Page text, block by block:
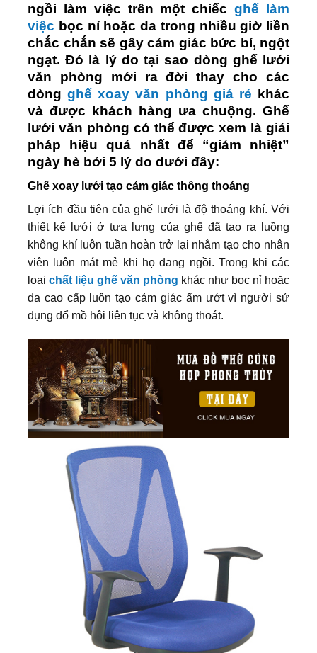
ngồi làm việc trên một chiếcghế làm
việc bọc nỉ hoặc da trong nhiều giờ liền
chắc chắn sẽ gây cảm giác bức bí, ngột
ngạt. Đó là lý do tại sao dòng ghế lưới
văn phòng mới ra đời thay cho các
dòngghế xoay văn phòng giá rẻ khác
và được khách hàng ưa chuộng. Ghế
lưới văn phòng có thể được xem là giải
pháp hiệu quả nhất để “giảm nhiệt”
ngày hè bởi 5 lý do dưới đây:
Ghế xoay lưới tạo cảm giác thông thoáng
Lợi ích đầu tiên của ghế lưới là độ thoáng khí. Với
thiết kế lưới ở tựa lưng của ghế đã tạo ra luồng
không khí luôn tuần hoàn trở lại nhằm tạo cho nhân
viên luôn mát mẻ khi họ đang ngồi. Trong khi các
loại chất liệu ghế văn phòng khác như bọc nỉ hoặc
da cao cấp luôn tạo cảm giác ẩm ướt vì người sử
dụng đổ mồ hôi liên tục và không thoát.